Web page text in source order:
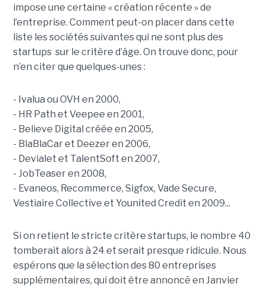
impose une certaine « création récente » de
l’entreprise. Comment peut-on placer dans cette
liste les sociétés suivantes qui ne sont plus des
startups sur le critère d’âge. On trouve donc, pour
n’en citer que quelques-unes :
- Ivalua ou OVH en 2000,
- HR Path et Veepee en 2001,
- Believe Digital créée en 2005,
- BlaBlaCar et Deezer en 2006,
- Devialet et TalentSoft en 2007,
- JobTeaser en 2008,
- Evaneos, Recommerce, Sigfox, Vade Secure,
Vestiaire Collective et Younited Credit en 2009...
Si on retient le stricte critère startups, le nombre 40
tomberait alors à 24 et serait presque ridicule. Nous
espérons que la sélection des 80 entreprises
supplémentaires, qui doit être annoncé en Janvier